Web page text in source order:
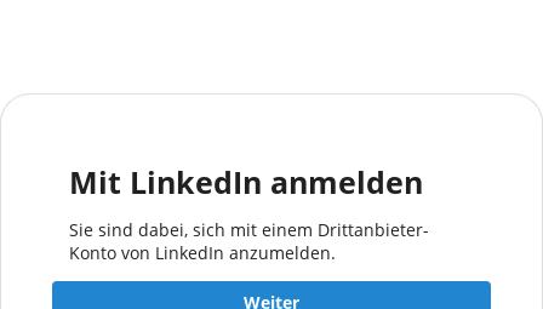
Mit LinkedIn anmelden
Sie sind dabei, sich mit einem Drittanbieter-
Konto von LinkedIn anzumelden.
Weiter